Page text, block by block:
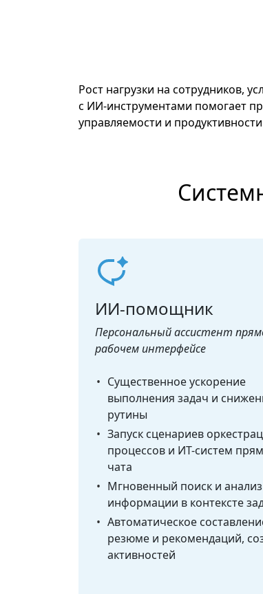
Рост нагрузки на сотрудников,
с ИИ-инструментами помогает
управляемости и
ИИ-помощник
Персональный ассистент
рабочем интерфейсе
Существенное ускорение
выполнения задач и
рутины
Запуск сценариев
процессов и ИТ-систем
чата
Мгновенный поиск и анализ
информации в контексте
Автоматическое
резюме и рекомендаций,
активностей